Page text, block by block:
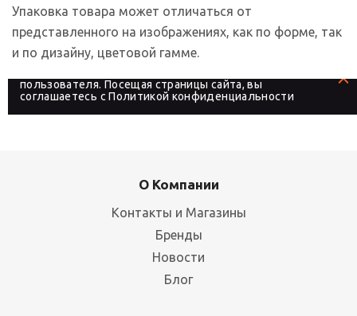
Упаковка товара может отличаться от
представленного на изображениях, как по форме, так
и по дизайну, цветовой гамме.
На сайте используются файлы cookies, которые его
пользователя. Посещая страницы сайта, вы
соглашаетесь сПолитикой конфиденциальности
О Компании
Контакты и Магазины
Бренды
Новости
Блог